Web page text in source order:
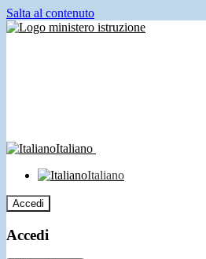
Salta al contenuto
Italiano
Italiano
Accedi
Accedi